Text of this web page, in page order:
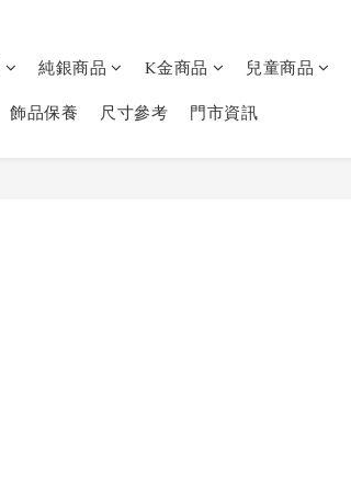
純銀商品 K金商品 兒童商品
飾品保養 尺寸參考 門市資訊